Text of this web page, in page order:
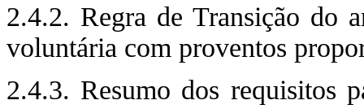
2.4.2. Regra de Transição do
voluntária com proventos
2.4.3. Resumo dos requisitos